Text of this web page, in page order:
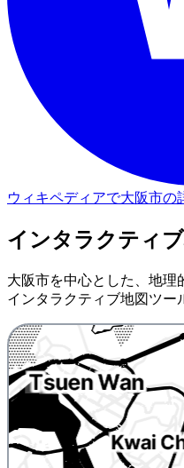
ウィキペディアで大阪市の
インタラクティ
大阪市を中心とした、地理
インタラクティブ地図ツー